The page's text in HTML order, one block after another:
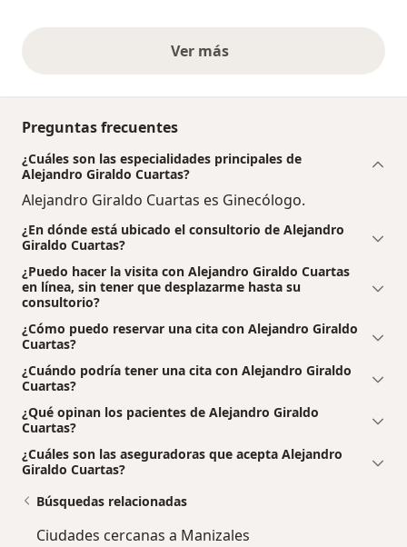
Ver másopiniones anteriores
Preguntas frecuentes
¿Cuáles son las especialidades principales de
Alejandro Giraldo Cuartas?
Alejandro Giraldo Cuartas es Ginecólogo.
¿En dónde está ubicado el consultorio de Alejandro
Giraldo Cuartas?
¿Puedo hacer la visita con Alejandro Giraldo Cuartas
en línea, sin tener que desplazarme hasta su
consultorio?
¿Cómo puedo reservar una cita con Alejandro Giraldo
Cuartas?
¿Cuándo podría tener una cita con Alejandro Giraldo
Cuartas?
¿Qué opinan los pacientes de Alejandro Giraldo
Cuartas?
¿Cuáles son las aseguradoras que acepta Alejandro
Giraldo Cuartas?
Búsquedas relacionadas
Ciudades cercanas a Manizales